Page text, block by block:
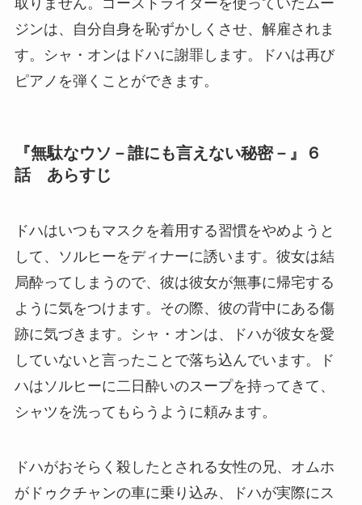
取りません。ゴーストライターを使っていたムー
ジンは、自分自身を恥ずかしくさせ、解雇されま
す。シャ・オンはドハに謝罪します。ドハは再び
ピアノを弾くことができます。
『無駄なウソ－誰にも言えない秘密－』６
話 あらすじ
ドハはいつもマスクを着用する習慣をやめようと
して、ソルヒーをディナーに誘います。彼女は結
局酔ってしまうので、彼は彼女が無事に帰宅する
ように気をつけます。その際、彼の背中にある傷
跡に気づきます。シャ・オンは、ドハが彼女を愛
していないと言ったことで落ち込んでいます。ド
ハはソルヒーに二日酔いのスープを持ってきて、
シャツを洗ってもらうように頼みます。
ドハがおそらく殺したとされる女性の兄、オムホ
がドゥクチャンの車に乗り込み、ドハが実際にス